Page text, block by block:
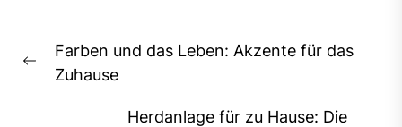
Previous
Farben und das Leben: Akzente für das
Zuhause
Herdanlage für zu Hause: Die